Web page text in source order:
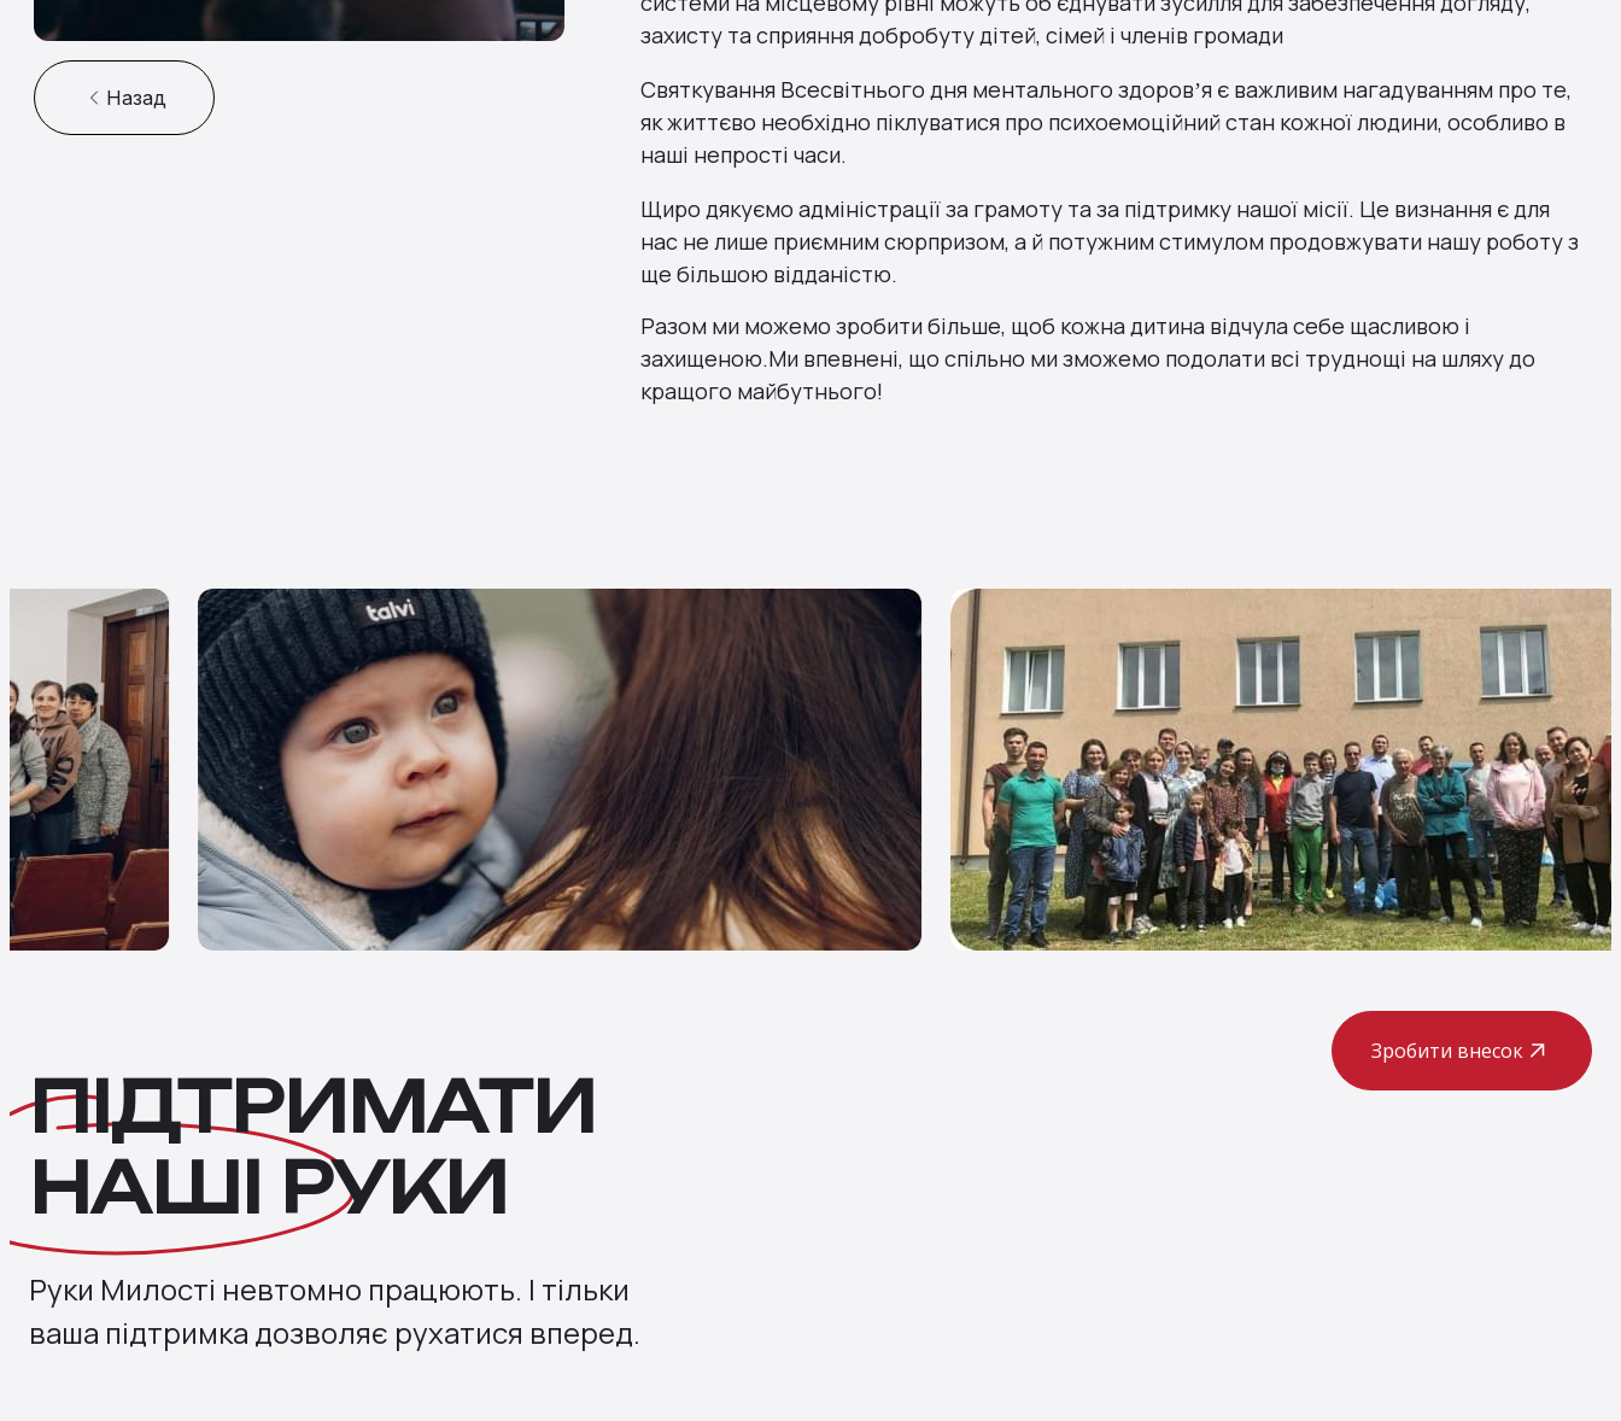
Назад
захисту та сприяння добробуту дітей, сімей і членів громади
Святкування Всесвітнього дня ментального здоровʼя є важливим нагадуванням про те,
як життєво необхідно піклуватися про психоемоційний стан кожної людини, особливо в
наші непрості часи.
Щиро дякуємо адміністрації за грамоту та за підтримку нашої місії. Це визнання є для
нас не лише приємним сюрпризом, а й потужним стимулом продовжувати нашу роботу з
ще більшою відданістю.
Разом ми можемо зробити більше, щоб кожна дитина відчула себе щасливою і
захищеною.Ми впевнені, що спільно ми зможемо подолати всі труднощі на шляху до
кращого майбутнього!
ПІДТРИМАТИ
НАШІ РУКИ
Руки Милості невтомно працюють. І тільки
ваша підтримка дозволяє рухатися вперед.
Зробити внесок